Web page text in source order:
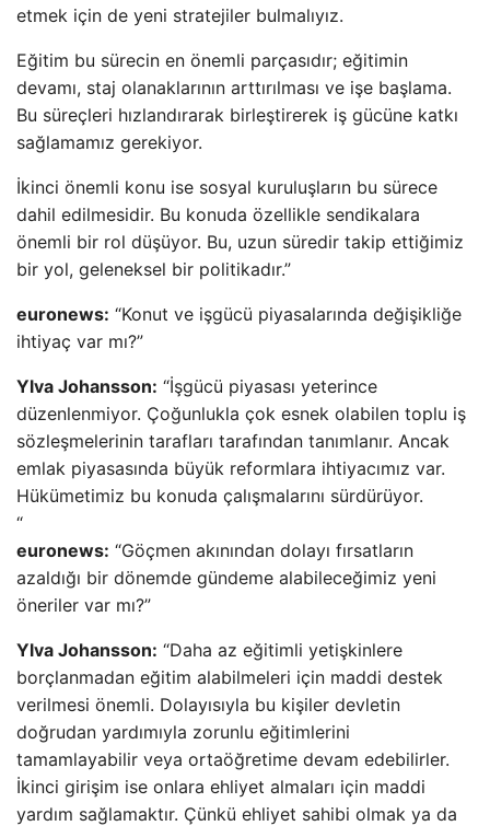
etmek için de yeni stratejiler bulmalıyız.
Eğitim bu sürecin en önemli parçasıdır; eğitimin
devamı, staj olanaklarının arttırılması ve işe başlama.
Bu süreçleri hızlandırarak birleştirerek iş gücüne katkı
sağlamamız gerekiyor.
İkinci önemli konu ise sosyal kuruluşların bu sürece
dahil edilmesidir. Bu konuda özellikle sendikalara
önemli bir rol düşüyor. Bu, uzun süredir takip ettiğimiz
bir yol, geleneksel bir politikadır.”
euronews: “Konut ve işgücü piyasalarında değişikliğe
ihtiyaç var mı?”
Ylva Johansson: “İşgücü piyasası yeterince
düzenlenmiyor. Çoğunlukla çok esnek olabilen toplu iş
sözleşmelerinin tarafları tarafından tanımlanır. Ancak
emlak piyasasında büyük reformlara ihtiyacımız var.
Hükümetimiz bu konuda çalışmalarını sürdürüyor.
“
euronews: “Göçmen akınından dolayı fırsatların
azaldığı bir dönemde gündeme alabileceğimiz yeni
öneriler var mı?”
Ylva Johansson: “Daha az eğitimli yetişkinlere
borçlanmadan eğitim alabilmeleri için maddi destek
verilmesi önemli. Dolayısıyla bu kişiler devletin
doğrudan yardımıyla zorunlu eğitimlerini
tamamlayabilir veya ortaöğretime devam edebilirler.
İkinci girişim ise onlara ehliyet almaları için maddi
yardım sağlamaktır. Çünkü ehliyet sahibi olmak ya da